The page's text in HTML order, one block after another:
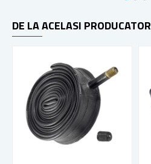
DE LA ACELASI PRODUCATOR